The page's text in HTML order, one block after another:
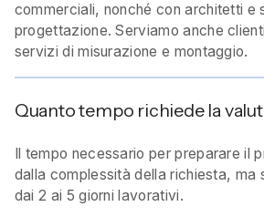
commerciali, nonché con architetti e
progettazione. Serviamo anche
servizi di misurazione e montaggio.
Quanto tempo richiede la
Il tempo necessario per preparare il
dalla complessità della richiesta, ma
dai 2 ai 5 giorni lavorativi.